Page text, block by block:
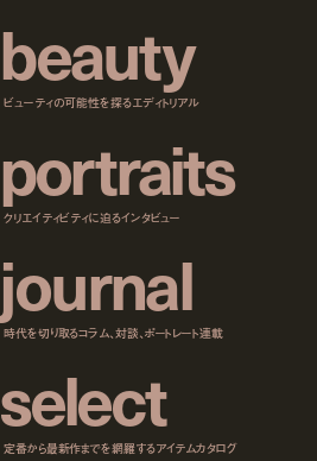
beauty
ビューティの可能性を探るエディトリアル
portraits
クリエイティビティに迫るインタビュー
journal
時代を切り取るコラム、対談、ポートレート連載
select
定番から最新作までを網羅するアイテムカタログ